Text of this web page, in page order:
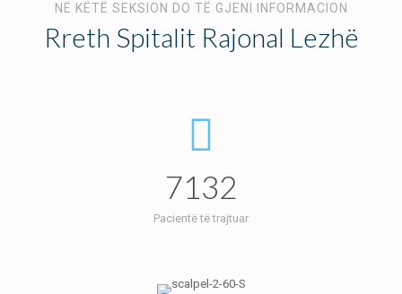
NË KËTË SEKSION DO TË GJENI INFORMACION
Rreth Spitalit Rajonal Lezhë
7132
Pacientë të trajtuar